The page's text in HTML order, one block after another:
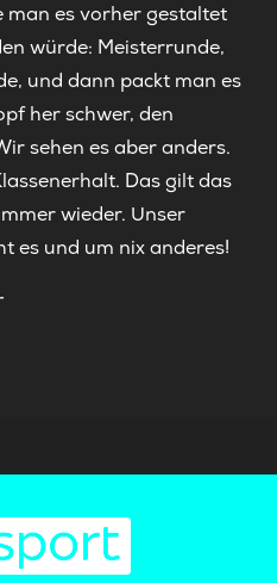
man es vorher gestaltet
würde: Meisterrunde,
und dann packt man es
her schwer, den
sehen es aber anders.
Das gilt das
wieder. Unser
es und um nix anderes!